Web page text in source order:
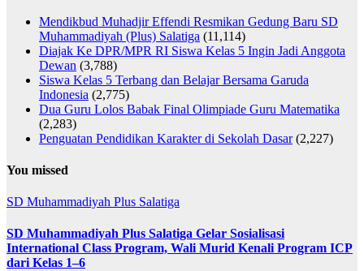
Mendikbud Muhadjir Effendi Resmikan Gedung Baru SD
Muhammadiyah (Plus) Salatiga (11,114)
Diajak Ke DPR/MPR RI Siswa Kelas 5 Ingin Jadi Anggota
Dewan (3,788)
Siswa Kelas 5 Terbang dan Belajar Bersama Garuda
Indonesia (2,775)
Dua Guru Lolos Babak Final Olimpiade Guru Matematika
(2,283)
Penguatan Pendidikan Karakter di Sekolah Dasar (2,227)
You missed
SD Muhammadiyah Plus Salatiga
SD Muhammadiyah Plus Salatiga Gelar Sosialisasi
International Class Program, Wali Murid Kenali Program ICP
dari Kelas 1–6